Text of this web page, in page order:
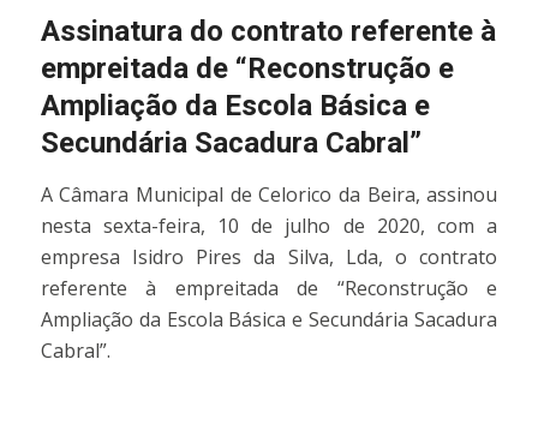
Assinatura do contrato referente à
empreitada de “Reconstrução e
Ampliação da Escola Básica e
Secundária Sacadura Cabral”
A Câmara Municipal de Celorico da Beira, assinou
nesta sexta-feira, 10 de julho de 2020, com a
empresa Isidro Pires da Silva, Lda, o contrato
referente à empreitada de “Reconstrução e
Ampliação da Escola Básica e Secundária Sacadura
Cabral”.